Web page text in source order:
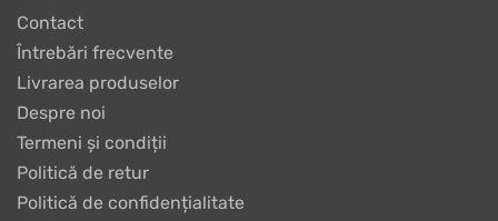
Contact
Întrebări frecvente
Livrarea produselor
Despre noi
Termeni și condiții
Politică de retur
Politică de confidențialitate